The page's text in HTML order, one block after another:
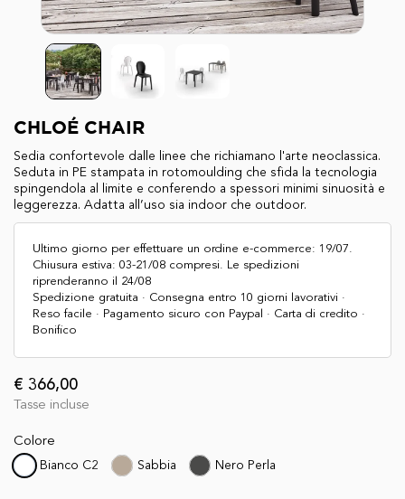
CHLOÉ CHAIR
Sedia confortevole dalle linee che richiamano l'arte neoclassica.
Seduta in PE stampata in rotomoulding che sfida la tecnologia
spingendola al limite e conferendo a spessori minimi sinuosità e
leggerezza. Adatta all’uso sia indoor che outdoor.
Ultimo giorno per effettuare un ordine e-commerce: 19/07.
Chiusura estiva: 03-21/08 compresi. Le spedizioni
riprenderanno il 24/08
Spedizione gratuita · Consegna entro 10 giorni lavorativi ·
Reso facile · Pagamento sicuro con Paypal · Carta di credito ·
Bonifico
€ 366,00
Tasse incluse
Colore
Bianco C2 Sabbia Nero Perla